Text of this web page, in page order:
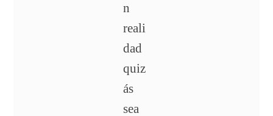
n
reali
dad
quiz
ás
sea